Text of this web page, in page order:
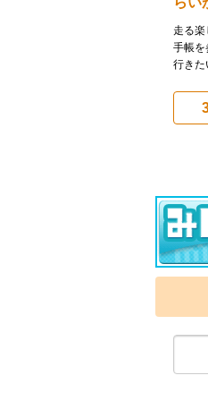
走る
手帳を
行きた